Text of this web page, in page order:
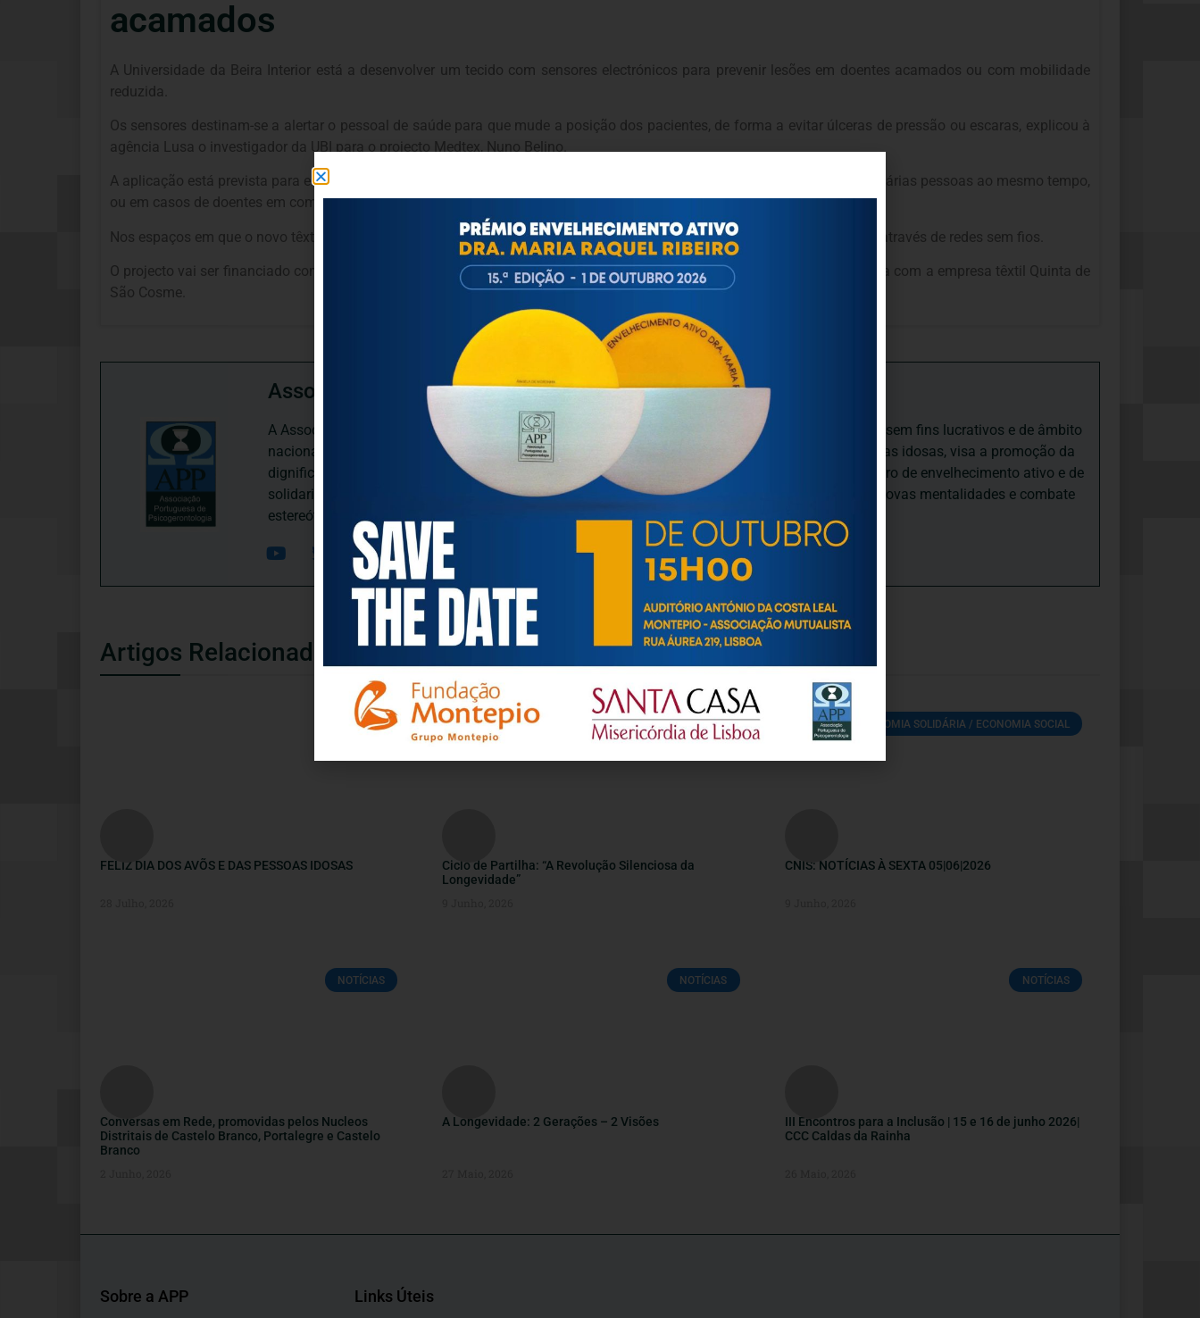
acamados
A Universidade da Beira Interior está a desenvolver um tecido com sensores electrónicos para prevenir lesões em doentes acamados ou com mobilidade
reduzida.
Os sensores destinam-se a alertar o pessoal de saúde para que mude a posição dos pacientes, de forma a evitar úlceras de pressão ou escaras, explicou à
agência Lusa o investigador da UBI para o projecto Medtex, Nuno Belino.
A aplicação está prevista para enfermarias ou espaços de internamento, com vista a facilitar as tarefas de quem cuida de várias pessoas ao mesmo tempo,
ou em casos de doentes em coma, cuidados intensivos ou pós-operatório.
Nos espaços em que o novo têxtil venha a ser utilizado haverá um servidor que vai recolher as informações de cada cama através de redes sem fios.
O projecto vai ser financiado com 500 mil euros pelo Quadro de Referência Estratégico Nacional e desenvolvido em parceria com a empresa têxtil Quinta de
São Cosme.
Associação Portuguesa de Psicogerontologia
A Associação Portuguesa de Psicogerontologia-APP, Instituição Particular de Solidariedade Social sem fins lucrativos e de âmbito
nacional, dedica-se às questões biopsicológicas e sociais inerentes ao envelhecimento e às pessoas idosas, visa a promoção da
dignificação, respeito, saúde, autonomia, participação e segurança das pessoas idosas, num quadro de envelhecimento ativo e de
solidariedade intergeracional, e de uma sociedade mais inclusiva para todas as idades, promove novas mentalidades e combate
estereótipos negativos relativamente à idade e ao envelhecimento.
Artigos Relacionados
NOTÍCIAS
FELIZ DIA DOS AVÕS E DAS PESSOAS IDOSAS
NOTÍCIAS
Ciclo de Partilha: “A Revolução Silenciosa da
Longevidade”
ECONOMIA SOLIDÁRIA / ECONOMIA SOCIAL
CNIS: NOTÍCIAS À SEXTA 05|06|2026
NOTÍCIAS
Conversas em Rede, promovidas pelos Nucleos
Distritais de Castelo Branco, Portalegre e Castelo
Branco
NOTÍCIAS
A Longevidade: 2 Gerações – 2 Visões
NOTÍCIAS
III Encontros para a Inclusão | 15 e 16 de junho 2026|
CCC Caldas da Rainha
Sobre a APP Links Úteis